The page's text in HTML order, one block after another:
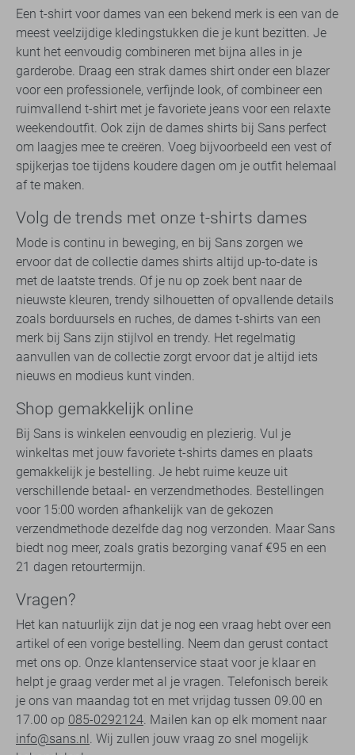
Een t-shirt voor dames van een bekend merk is een van de
meest veelzijdige kledingstukken die je kunt bezitten. Je
kunt het eenvoudig combineren met bijna alles in je
garderobe. Draag een strak dames shirt onder een blazer
voor een professionele, verfijnde look, of combineer een
ruimvallend t-shirt met je favoriete jeans voor een relaxte
weekendoutfit. Ook zijn de dames shirts bij Sans perfect
om laagjes mee te creëren. Voeg bijvoorbeeld een vest of
spijkerjas toe tijdens koudere dagen om je outfit helemaal
af te maken.
Volg de trends met onze t-shirts dames
Mode is continu in beweging, en bij Sans zorgen we
ervoor dat de collectie dames shirts altijd up-to-date is
met de laatste trends. Of je nu op zoek bent naar de
nieuwste kleuren, trendy silhouetten of opvallende details
zoals borduursels en ruches, de dames t-shirts van een
merk bij Sans zijn stijlvol en trendy. Het regelmatig
aanvullen van de collectie zorgt ervoor dat je altijd iets
nieuws en modieus kunt vinden.
Shop gemakkelijk online
Bij Sans is winkelen eenvoudig en plezierig. Vul je
winkeltas met jouw favoriete t-shirts dames en plaats
gemakkelijk je bestelling. Je hebt ruime keuze uit
verschillende betaal- en verzendmethodes. Bestellingen
voor 15:00 worden afhankelijk van de gekozen
verzendmethode dezelfde dag nog verzonden. Maar Sans
biedt nog meer, zoals gratis bezorging vanaf €95 en een
21 dagen retourtermijn.
Vragen?
Het kan natuurlijk zijn dat je nog een vraag hebt over een
artikel of een vorige bestelling. Neem dan gerust contact
met ons op. Onze klantenservice staat voor je klaar en
helpt je graag verder met al je vragen. Telefonisch bereik
je ons van maandag tot en met vrijdag tussen 09.00 en
17.00 op 085-0292124. Mailen kan op elk moment naar
info@sans.nl. Wij zullen jouw vraag zo snel mogelijk